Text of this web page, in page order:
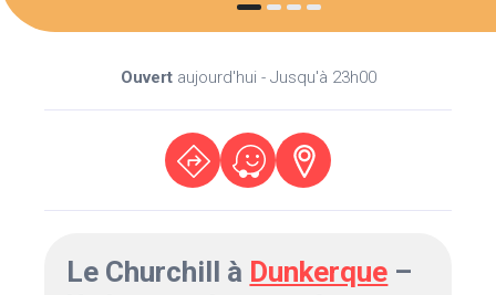
Ouvertaujourd'hui - Jusqu'à 23h00
Le Churchill à Dunkerque –